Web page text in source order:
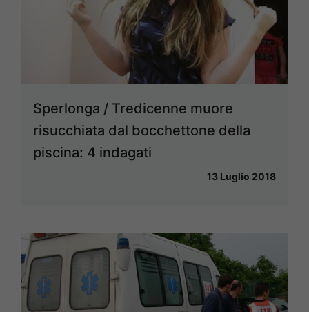
Sperlonga / Tredicenne muore
risucchiata dal bocchettone della
piscina: 4 indagati
13 Luglio 2018